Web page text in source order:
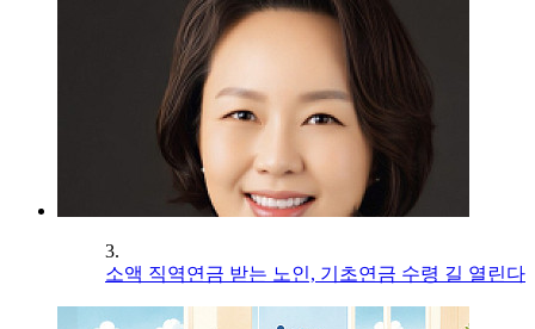
3.
소액 직역연금 받는 노인, 기초연금 수령 길 열린다